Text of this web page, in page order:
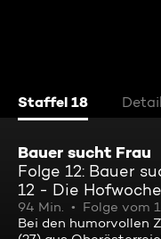
Staffel 18
Bauer sucht Frau
Folge 12: Bauer
12 - Die
94 Min. Folge vom
Bei den humorvollen